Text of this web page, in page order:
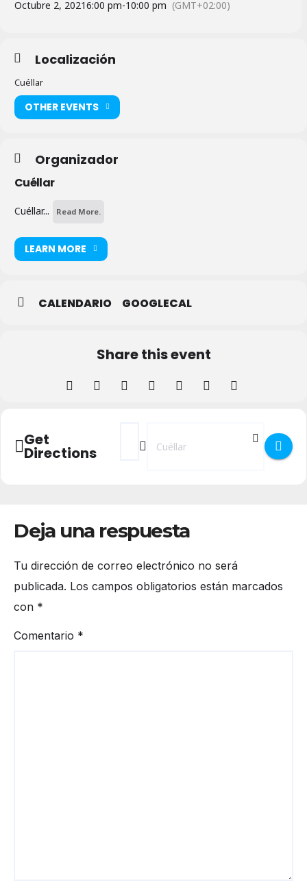
Octubre 2, 20216:00 pm-10:00 pm (GMT+02:00)
Localización
Cuéllar
OTHER EVENTS
Organizador
Cuéllar
Cuéllar... Read More.
LEARN MORE
CALENDARIO GOOGLECAL
Share this event
Get
Directions
Address - Campeonato Trivial en Cuéllar []
Destination Address -
Deja una respuesta
Tu dirección de correo electrónico no será
publicada. Los campos obligatorios están marcados
con *
Comentario *